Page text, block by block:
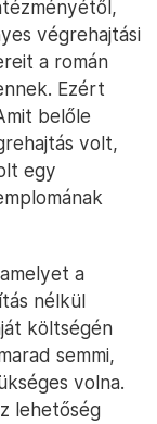
végrehajtási
a román
Ezért
belőle
volt,
egy
a
nélkül
költségén
semmi,
volna.
lehetőség